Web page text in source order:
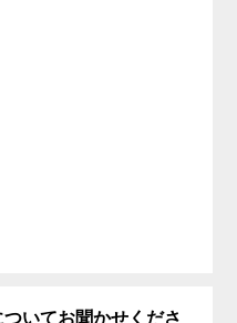
いてお聞かせくださ